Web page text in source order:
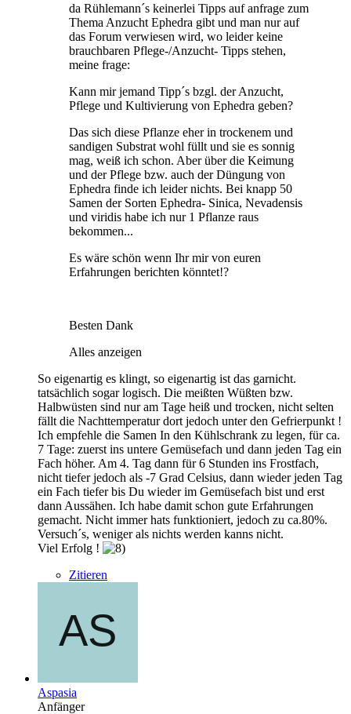
da Rühlemann´s keinerlei Tipps auf anfrage zum
Thema Anzucht Ephedra gibt und man nur auf
das Forum verwiesen wird, wo leider keine
brauchbaren Pflege-/Anzucht- Tipps stehen,
meine frage:
Kann mir jemand Tipp´s bzgl. der Anzucht,
Pflege und Kultivierung von Ephedra geben?
Das sich diese Pflanze eher in trockenem und
sandigen Substrat wohl füllt und sie es sonnig
mag, weiß ich schon. Aber über die Keimung
und der Pflege bzw. auch der Düngung von
Ephedra finde ich leider nichts. Bei knapp 50
Samen der Sorten Ephedra- Sinica, Nevadensis
und viridis habe ich nur 1 Pflanze raus
bekommen...
Es wäre schön wenn Ihr mir von euren
Erfahrungen berichten könntet!?
Besten Dank
Alles anzeigen
So eigenartig es klingt, so eigenartig ist das garnicht.
tatsächlich sogar logisch. Die meißten Wüßten bzw.
Halbwüsten sind nur am Tage heiß und trocken, nicht selten
fällt die Nachttemperatur dort jedoch unter den Gefrierpunkt !
Ich empfehle die Samen In den Kühlschrank zu legen, für ca.
7 Tage: zuerst ins untere Gemüsefach und dann jeden Tag ein
Fach höher. Am 4. Tag dann für 6 Stunden ins Frostfach,
nicht tiefer jedoch als -7 Grad Celsius, dann wieder jeden Tag
ein Fach tiefer bis Du wieder im Gemüsefach bist und erst
dann Aussähen. Ich habe damit schon gute Erfahrungen
gemacht. Nicht immer hats funktioniert, jedoch zu ca.80%.
Versuch´s, weniger als nichts werden kanns nicht.
Viel Erfolg !
Zitieren
Aspasia
Anfänger